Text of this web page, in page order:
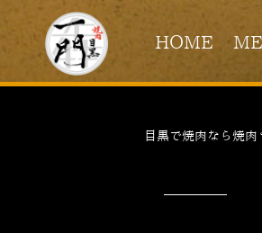
HOME
目黒で焼肉なら焼